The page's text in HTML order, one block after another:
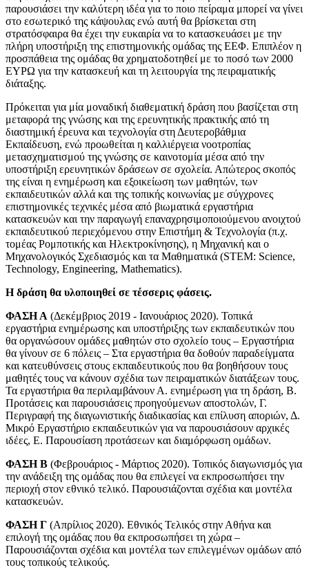
παρουσιάσει την καλύτερη ιδέα για το ποιο πείραμα μπορεί να γίνει
στο εσωτερικό της κάψουλας ενώ αυτή θα βρίσκεται στη
στρατόσφαιρα θα έχει την ευκαιρία να το κατασκευάσει με την
πλήρη υποστήριξη της επιστημονικής ομάδας της ΕΕΦ. Επιπλέον η
προσπάθεια της ομάδας θα χρηματοδοτηθεί με το ποσό των 2000
ΕΥΡΩ για την κατασκευή και τη λειτουργία της πειραματικής
διάταξης.
Πρόκειται για μία μοναδική διαθεματική δράση που βασίζεται στη
μεταφορά της γνώσης και της ερευνητικής πρακτικής από τη
διαστημική έρευνα και τεχνολογία στη Δευτεροβάθμια
Εκπαίδευση, ενώ προωθείται η καλλιέργεια νοοτροπίας
μετασχηματισμού της γνώσης σε καινοτομία μέσα από την
υποστήριξη ερευνητικών δράσεων σε σχολεία. Απώτερος σκοπός
της είναι η ενημέρωση και εξοικείωση των μαθητών, των
εκπαιδευτικών αλλά και της τοπικής κοινωνίας με σύγχρονες
επιστημονικές τεχνικές μέσα από βιωματικά εργαστήρια
κατασκευών και την παραγωγή επαναχρησιμοποιούμενου ανοιχτού
εκπαιδευτικού περιεχόμενου στην Επιστήμη & Τεχνολογία (π.χ.
τομέας Ρομποτικής και Ηλεκτροκίνησης), η Μηχανική και ο
Μηχανολογικός Σχεδιασμός και τα Μαθηματικά (STEM: Science,
Technology, Engineering, Mathematics).
Η δράση θα υλοποιηθεί σε τέσσερις φάσεις.
ΦΑΣΗ Α (Δεκέμβριος 2019 - Ιανουάριος 2020). Τοπικά
εργαστήρια ενημέρωσης και υποστήριξης των εκπαιδευτικών που
θα οργανώσουν ομάδες μαθητών στο σχολείο τους – Εργαστήρια
θα γίνουν σε 6 πόλεις – Στα εργαστήρια θα δοθούν παραδείγματα
και κατευθύνσεις στους εκπαιδευτικούς που θα βοηθήσουν τους
μαθητές τους να κάνουν σχέδια των πειραματικών διατάξεων τους.
Τα εργαστήρια θα περιλαμβάνουν Α. ενημέρωση για τη δράση, Β.
Προτάσεις και παρουσιάσεις προηγούμενων αποστολών, Γ.
Περιγραφή της διαγωνιστικής διαδικασίας και επίλυση αποριών, Δ.
Μικρό Εργαστήριο εκπαιδευτικών για να παρουσιάσουν αρχικές
ιδέες, Ε. Παρουσίαση προτάσεων και διαμόρφωση ομάδων.
ΦΑΣΗ Β (Φεβρουάριος - Μάρτιος 2020). Τοπικός διαγωνισμός για
την ανάδειξη της ομάδας που θα επιλεγεί να εκπροσωπήσει την
περιοχή στον εθνικό τελικό. Παρουσιάζονται σχέδια και μοντέλα
κατασκευών.
ΦΑΣΗ Γ (Απρίλιος 2020). Εθνικός Τελικός στην Αθήνα και
επιλογή της ομάδας που θα εκπροσωπήσει τη χώρα –
Παρουσιάζονται σχέδια και μοντέλα των επιλεγμένων ομάδων από
τους τοπικούς τελικούς.